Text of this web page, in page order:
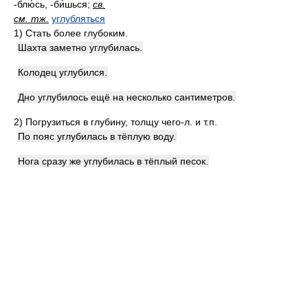
-блю́сь, -би́шься; св.
см. тж. углубляться
1) Стать более глубоким.
Шахта заметно углубилась.
Колодец углубился.
Дно углубилось ещё на несколько сантиметров.
2) Погрузиться в глубину, толщу чего-л. и т.п.
По пояс углубилась в тёплую воду.
Нога сразу же углубилась в тёплый песок.